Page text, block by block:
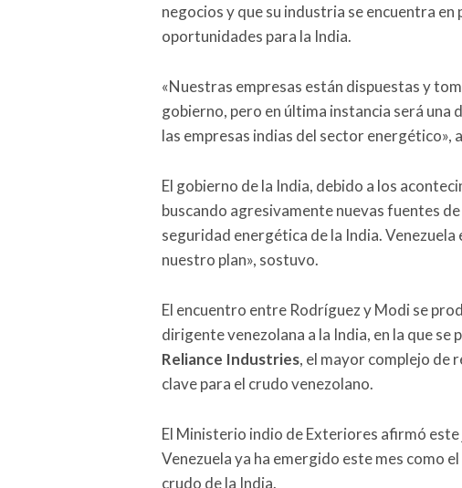
negocios y que su industria se encuentra
oportunidades para la India.
«Nuestras empresas están dispuestas y
gobierno, pero en última instancia será
las empresas indias del sector energético»,
El gobierno de la India, debido a los
buscando agresivamente nuevas fuentes
seguridad energética de la India.
nuestro plan», sostuvo.
El encuentro entre Rodríguez y Modi se
dirigente venezolana a la India, en la que
Reliance Industries, el mayor complejo de
clave para el crudo venezolano.
El Ministerio indio de Exteriores afirmó este
Venezuela ya ha emergido este mes como
crudo de la India.